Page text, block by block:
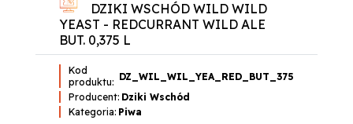
DZIKI WSCHÓD WILD WILD
YEAST - REDCURRANT WILD ALE
BUT. 0,375 L
Kod
produktu: DZ_WIL_WIL_YEA_RED_BUT_375
Producent: Dziki Wschód
Kategoria: Piwa